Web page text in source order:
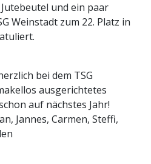
und ein paar
Weinstadt zum 22. Platz in
bei dem TSG
ausgerichtetes
auf nächstes Jahr!
Jannes, Carmen, Steffi,